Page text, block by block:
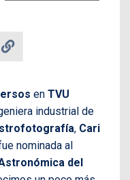
en TVU
industrial de
, Cari
nominada al
del